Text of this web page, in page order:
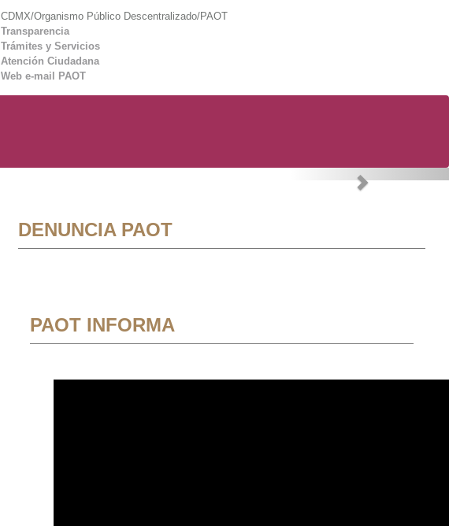
CDMX/Organismo Público Descentralizado/PAOT
Transparencia
Trámites y Servicios
Atención Ciudadana
Web e-mail PAOT
Next
DENUNCIA PAOT
PAOT INFORMA